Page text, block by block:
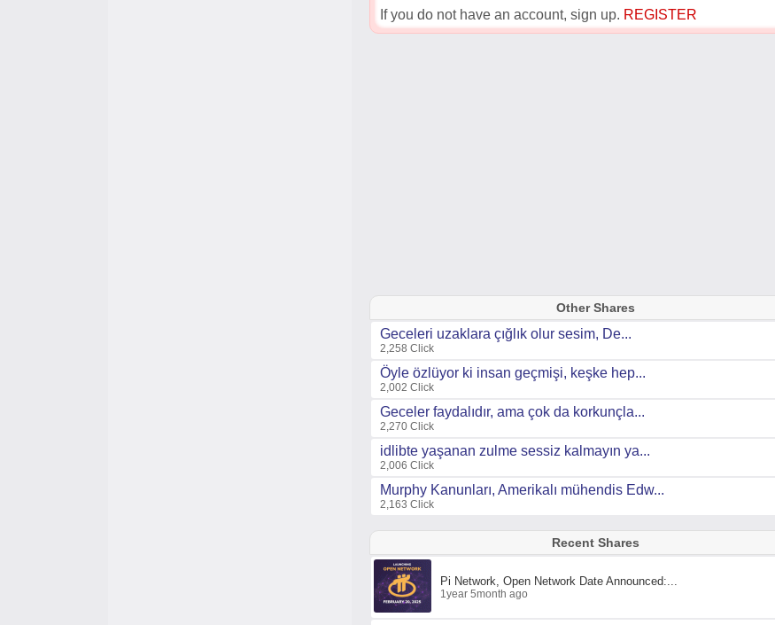
If you do not have an account, sign up. REGISTER
Other Shares
Geceleri uzaklara çığlık olur sesim, De...
2,258 Click
Öyle özlüyor ki insan geçmişi, keşke hep...
2,002 Click
Geceler faydalıdır, ama çok da korkunçla...
2,270 Click
idlibte yaşanan zulme sessiz kalmayın ya...
2,006 Click
Murphy Kanunları, Amerikalı mühendis Edw...
2,163 Click
Recent Shares
Pi Network, Open Network Date Announced:...
1year 5month ago